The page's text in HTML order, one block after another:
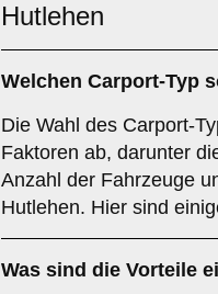
Hutlehen
Welchen Carport-Typ
Die Wahl des Carport-
Faktoren ab, darunter
Anzahl der Fahrzeuge
Hutlehen. Hier sind
Was sind die Vorteile